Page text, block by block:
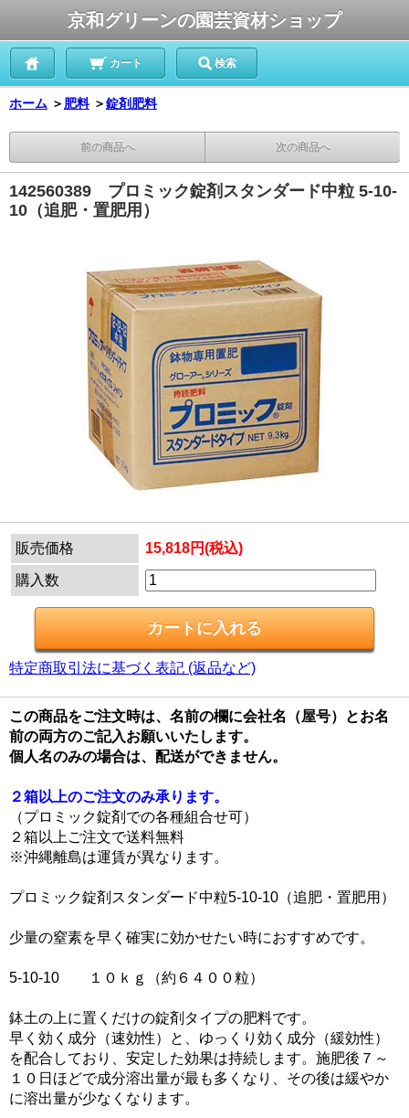
京和グリーンの園芸資材ショップ
カート 検索
ホーム ＞ 肥料 ＞錠剤肥料
前の商品へ 次の商品へ
142560389 プロミック錠剤スタンダード中粒 5-10-
10（追肥・置肥用）
販売価格 15,818円(税込)
購入数
特定商取引法に基づく表記 (返品など)
この商品をご注文時は、名前の欄に会社名（屋号）とお名
前の両方のご記入お願いいたします。
個人名のみの場合は、配送ができません。
２箱以上のご注文のみ承ります。
（プロミック錠剤での各種組合せ可）
２箱以上ご注文で送料無料
※沖縄離島は運賃が異なります。
プロミック錠剤スタンダード中粒5-10-10（追肥・置肥用）
少量の窒素を早く確実に効かせたい時におすすめです。
5-10-10 １０ｋｇ（約６４００粒）
鉢土の上に置くだけの錠剤タイプの肥料です。
早く効く成分（速効性）と、ゆっくり効く成分（緩効性）
を配合しており、安定した効果は持続します。施肥後７～
１０日ほどで成分溶出量が最も多くなり、その後は緩やか
に溶出量が少なくなります。